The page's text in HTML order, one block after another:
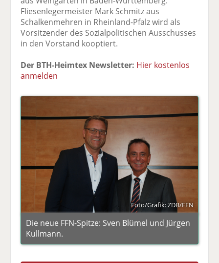
Fliesenlegermeister Mark Schmitz aus
Schalkenmehren in Rheinland-Pfalz wird als
Vorsitzender des Sozialpolitischen Ausschusses
in den Vorstand kooptiert.
Der BTH-Heimtex Newsletter: Hier kostenlos
anmelden
Foto/Grafik: ZDB/FFN
Die neue FFN-Spitze: Sven Blümel und Jürgen
Kullmann.